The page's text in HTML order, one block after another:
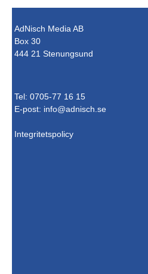
AdNisch Media AB
Box 30
444 21 Stenungsund
Tel: 0705-77 16 15
E-post: info@adnisch.se
Integritetspolicy